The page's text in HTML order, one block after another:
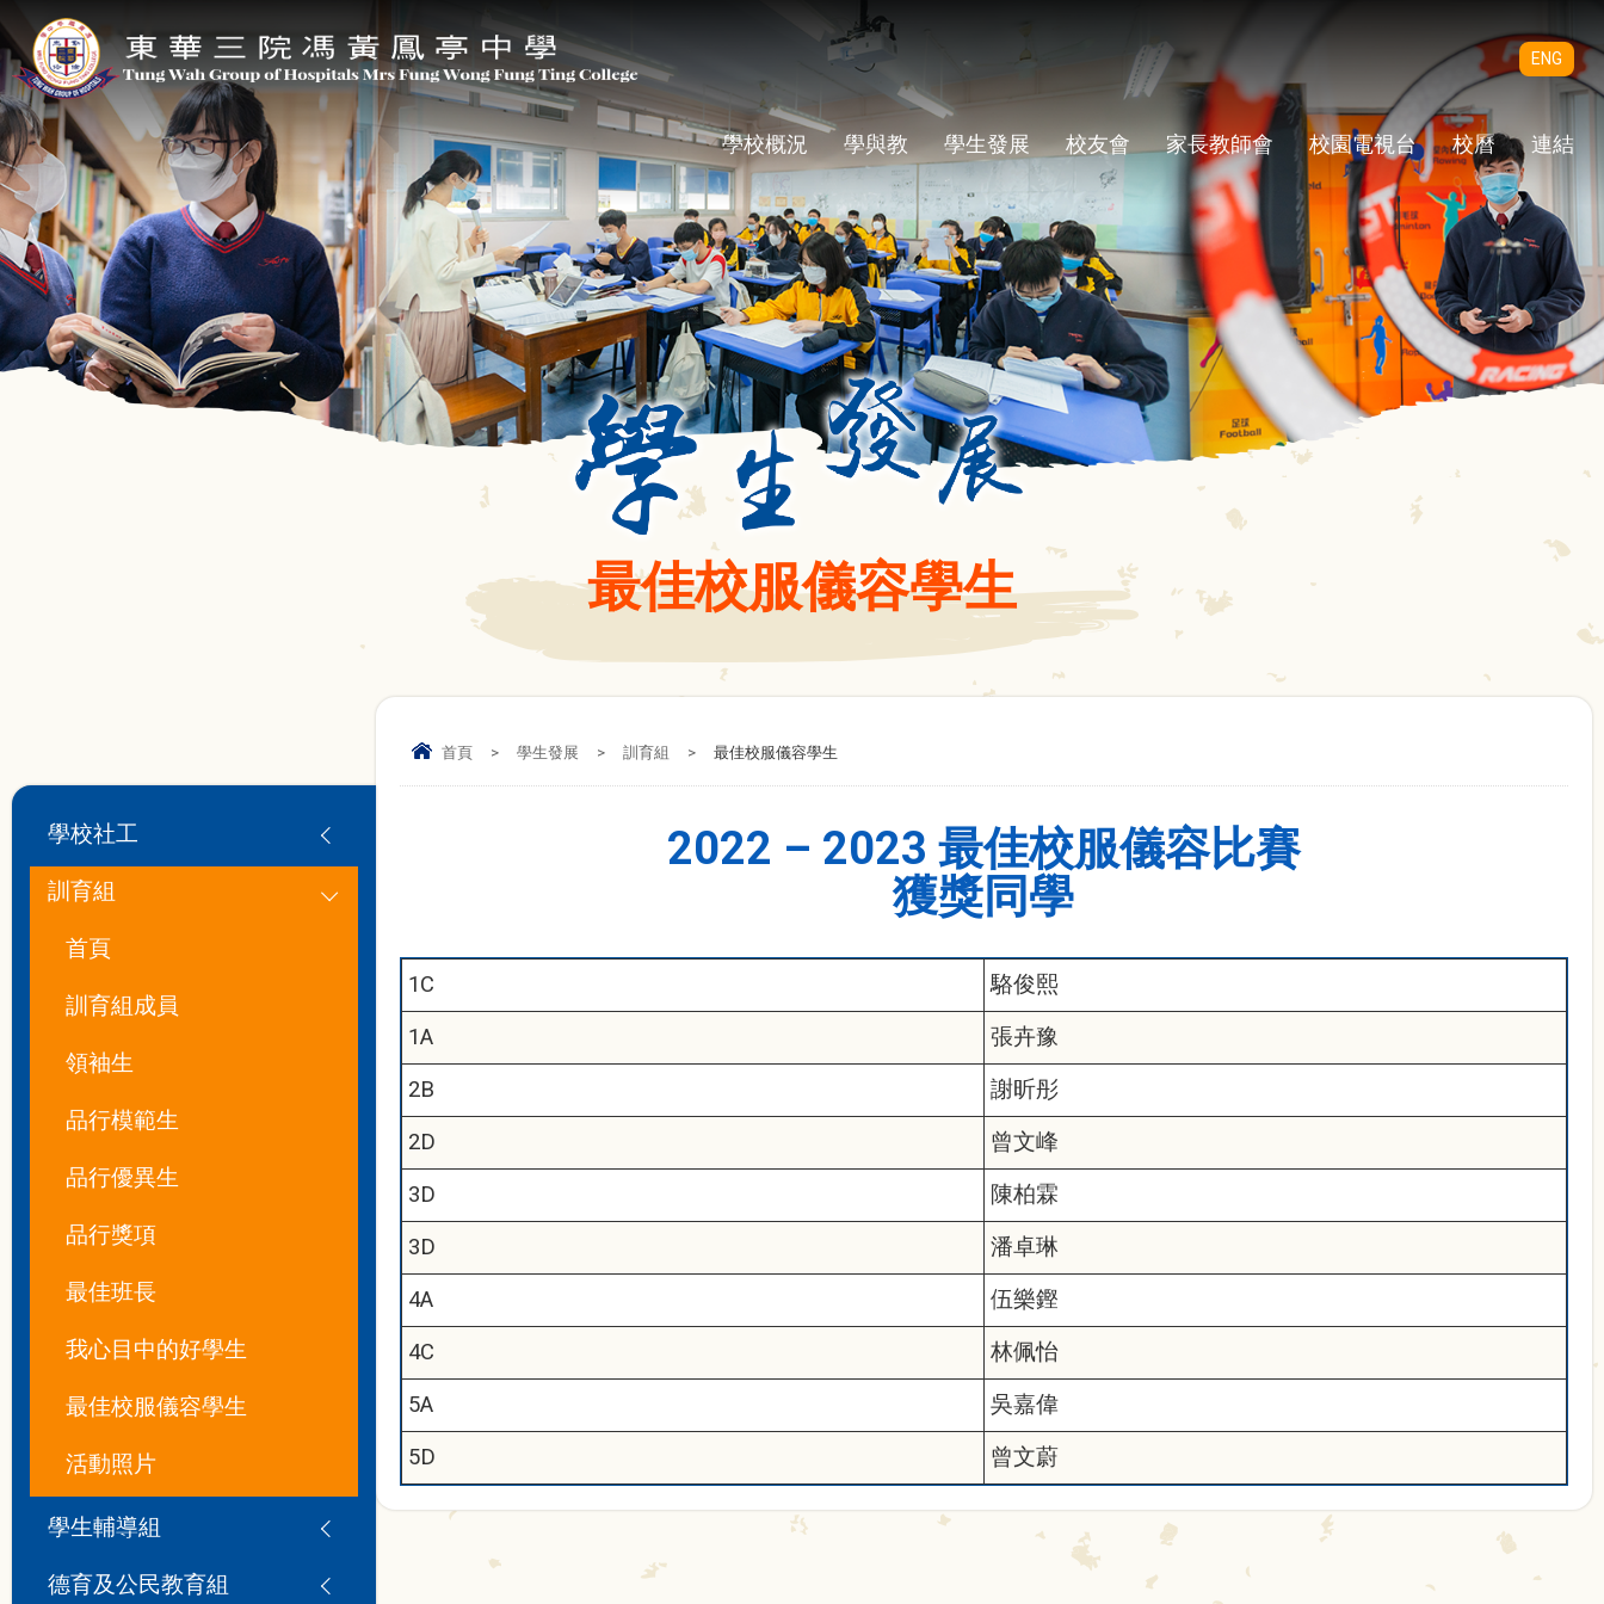
ENG
學校概況 學與教 學生發展 校友會 家長教師會 校園電視台 校曆 連結
最佳校服儀容學生
首頁 > 學生發展 > 訓育組 > 最佳校服儀容學生
2022 – 2023 最佳校服儀容比賽
獲獎同學
1C
駱俊熙
1A
張卉豫
2B
謝昕彤
2D
曾文峰
3D
陳柏霖
3D
潘卓琳
4A
伍樂鏗
4C
林佩怡
5A
吳嘉偉
5D
曾文蔚
學校社工
訓育組
首頁
訓育組成員
領袖生
品行模範生
品行優異生
品行獎項
最佳班長
我心目中的好學生
最佳校服儀容學生
活動照片
學生輔導組
德育及公民教育組